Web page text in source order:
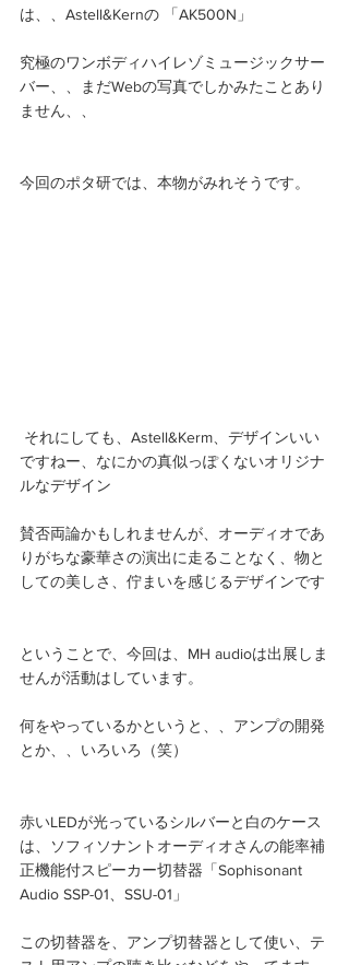
は、、Astell&Kernの 「AK500N」
究極のワンボディハイレゾミュージックサー
バー、、まだWebの写真でしかみたことあり
ません、、
今回のポタ研では、本物がみれそうです。
ですねー、なにかの真似っぽくないオリジナ
ルなデザイン
賛否両論かもしれませんが、オーディオであ
りがちな豪華さの演出に走ることなく、物と
しての美しさ、佇まいを感じるデザインです
ということで、今回は、MH audioは出展しま
せんが活動はしています。
何をやっているかというと、、アンプの開発
とか、、いろいろ（笑）
赤いLEDが光っているシルバーと白のケース
は、ソフィソナントオーディオさんの能率補
正機能付スピーカー切替器「Sophisonant
Audio SSP-01、SSU-01」
この切替器を、アンプ切替器として使い、テ